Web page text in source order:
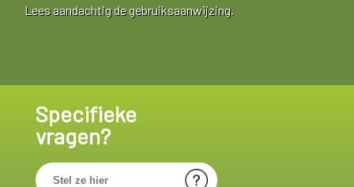
Lees aandachtig de gebruiksaanwijzing.
Specifieke
vragen?